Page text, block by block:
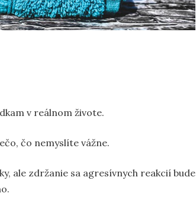
v reálnom živote.
čo nemyslíte vážne.
ale zdržanie sa agresívnych reakcií bude